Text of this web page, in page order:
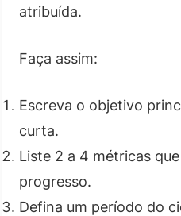
atribuída.
Faça assim:
Escreva o objetivo
curta.
Liste 2 a 4 métricas
progresso.
Defina um período do